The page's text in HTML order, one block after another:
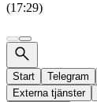
(17:29)
Start Telegram
Externa tjänster